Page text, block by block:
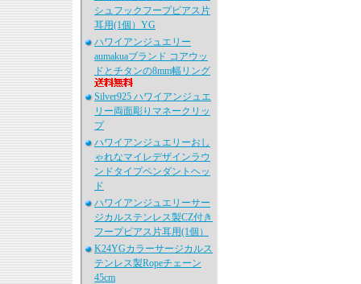
シュフックフープピアス片
耳用(1個）YG
ハワイアンジュエリー
aumakuaブランド コアウッ
ドとチタンの8mm幅リング
Silver925 ハワイアンジュエ
リー両面彫りマネークリッ
プ
ハワイアンジュエリーおし
ゃれなマイレデザインラウ
ンドタイプペンダントヘッ
ド
ハワイアンジュエリーサー
ジカルステンレス製CZ付き
フープピアス片耳用(1個）
K24YGカラーサージカルス
テンレス製Ropeチェーン
45cm